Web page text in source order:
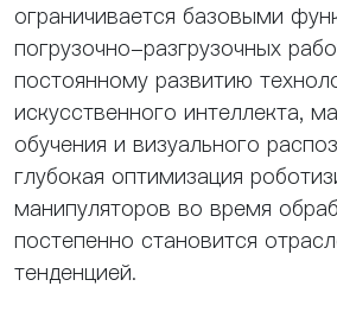
ограничивается базовыми
погрузочно-разгрузочных
постоянному развитию
искусственного интеллекта,
обучения и визуального
глубокая оптимизация
манипуляторов во время
постепенно становится
тенденцией.